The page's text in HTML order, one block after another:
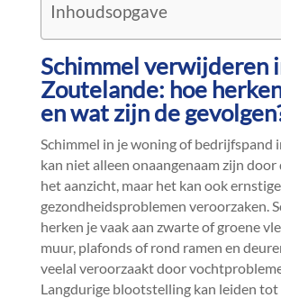
Inhoudsopgave
Schimmel verwijderen
Zoutelande: hoe
en wat zijn de
Schimmel in je woning of bedrijfspand
kan niet alleen onaangenaam zijn door
het aanzicht, maar het kan ook ernstige
gezondheidsproblemen veroorzaken.​
herken je vaak aan zwarte of groene
muur, plafonds of rond ramen en
veelal veroorzaakt door
Langdurige blootstelling kan leiden tot